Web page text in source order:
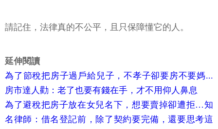
請記住，法律真的不公平，且只保障懂它的人。
延伸閱讀
為了節稅把房子過戶給兒子，不孝子卻要房不要媽...
房市達人勸：老了也要有錢在手，才不用仰人鼻息
為了避稅把房子放在女兒名下，想要賣掉卻遭拒…知
名律師：借名登記前，除了契約要完備，還要思考這